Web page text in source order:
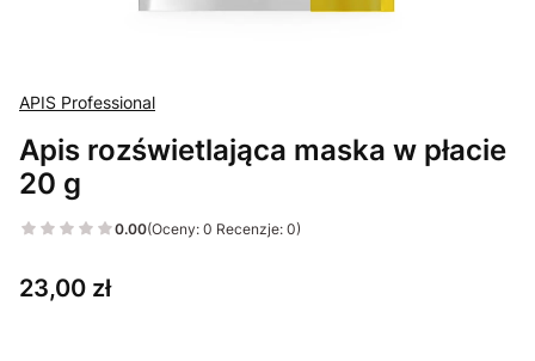
APIS Professional
Apis rozświetlająca maska w płacie
20 g
0.00(Oceny: 0 Recenzje: 0)
Cena
23,00 zł